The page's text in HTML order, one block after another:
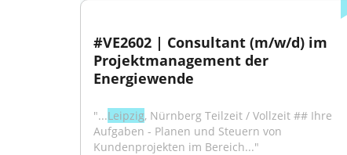
#VE2602 | Consultant (m/w/d) im
Projektmanagement der
Energiewende
"...Leipzig, Nürnberg Teilzeit / Vollzeit ## Ihre
Aufgaben - Planen und Steuern von
Kundenprojekten im Bereich..."